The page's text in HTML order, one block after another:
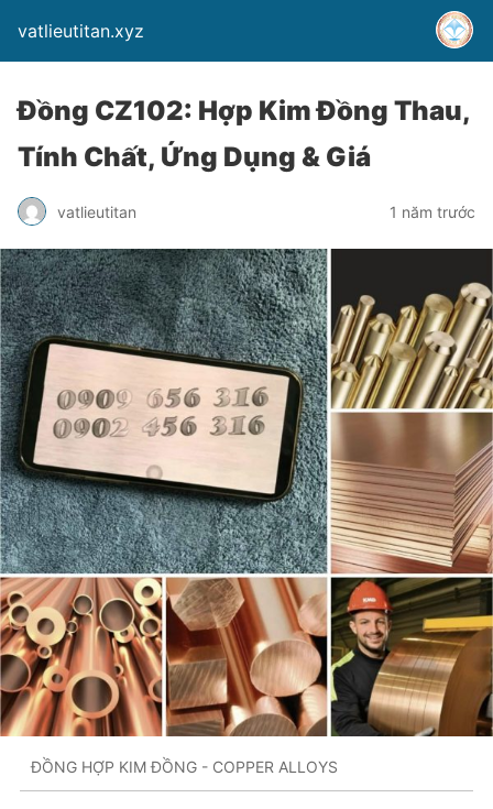
vatlieutitan.xyz
Đồng CZ102: Hợp Kim Đồng Thau,
Tính Chất, Ứng Dụng & Giá
vatlieutitan 1 năm trước
ĐỒNG HỢP KIM ĐỒNG - COPPER ALLOYS